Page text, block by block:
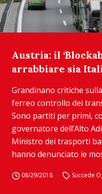
Austria: il
arrabbiare sia
Grandinano critiche
ferreo controllo dei
Sono partiti per primi,
governatore dell’Alto
Ministro dei trasporti
hanno denunciato le
08/29/2018 Succede